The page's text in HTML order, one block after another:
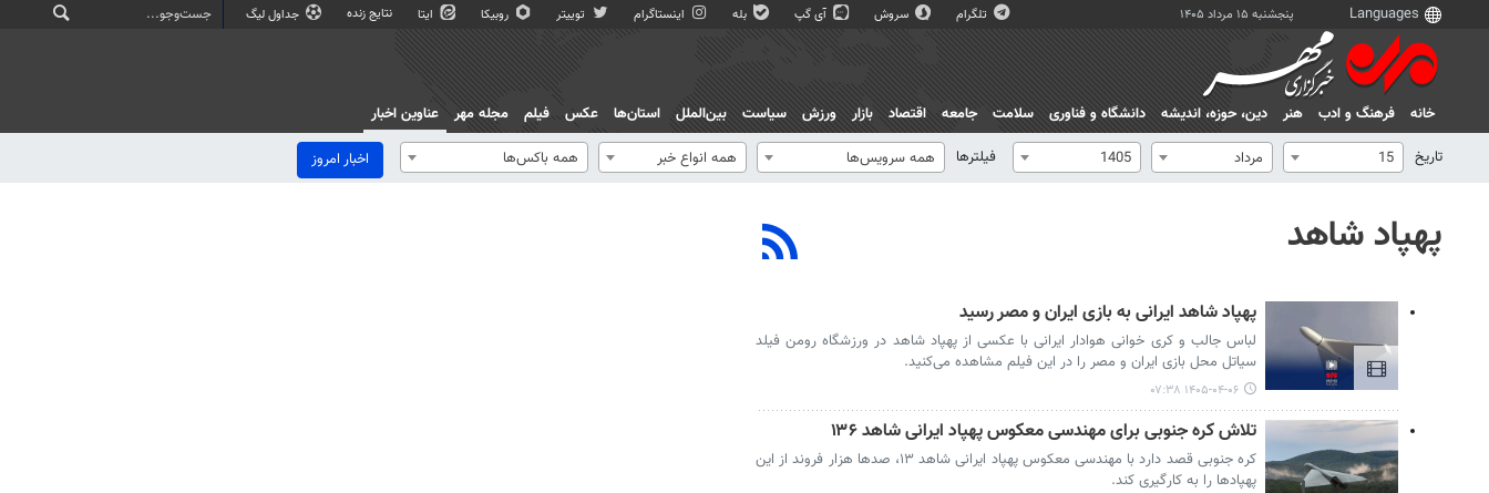
پنجشنبه ۱۵ مرداد ۱۴۰۵ تلگرام سروش آی گپ بله اینستاگرام توییتر روبیکا ایتا نتایج زنده جداول لیگ
خانه فرهنگ و ادب هنر دين، حوزه، انديشه دانشگاه و فناوری سلامت جامعه اقتصاد بازار ورزش سیاست بین‌الملل استان‌ها عکس فیلم مجله مهر
عناوین اخبار
تاریخ
15 مرداد 1405 فیلترها همه سرویس‌ها همه انواع خبر همه باکس‌ها اخبار امروز
پهپاد شاهد
پهپاد شاهد ایرانی به بازی ایران و مصر رسید
لباس جالب و کری خوانی هوادار ایرانی با عکسی از پهپاد شاهد در ورزشگاه رومن فیلد
سیاتل محل بازی ایران و مصر را در این فیلم مشاهده می‌کنید.
۱۴۰۵-۰۴-۰۶ ۰۷:۳۸
تلاش کره جنوبی برای مهندسی معکوس پهپاد ایرانی شاهد ۱۳۶
کره جنوبی قصد دارد با مهندسی معکوس پهپاد ایرانی شاهد ۱۳، صدها هزار فروند از این
پهپادها را به کارگیری کند.